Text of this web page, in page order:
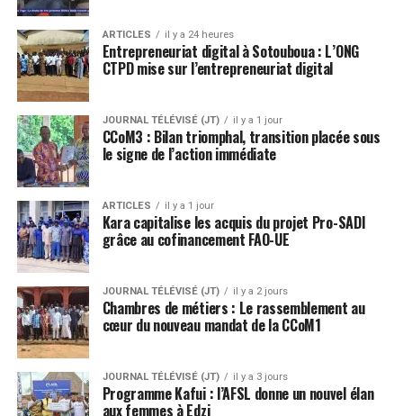
ARTICLES il y a 24 heures
Entrepreneuriat digital à Sotouboua : L’ONG
CTPD mise sur l’entrepreneuriat digital
JOURNAL TÉLÉVISÉ (JT) il y a 1 jour
CCoM3 : Bilan triomphal, transition placée sous
le signe de l’action immédiate
ARTICLES il y a 1 jour
Kara capitalise les acquis du projet Pro-SADI
grâce au cofinancement FAO-UE
JOURNAL TÉLÉVISÉ (JT) il y a 2 jours
Chambres de métiers : Le rassemblement au
cœur du nouveau mandat de la CCoM1
JOURNAL TÉLÉVISÉ (JT) il y a 3 jours
Programme Kafui : l’AFSL donne un nouvel élan
aux femmes à Edzi